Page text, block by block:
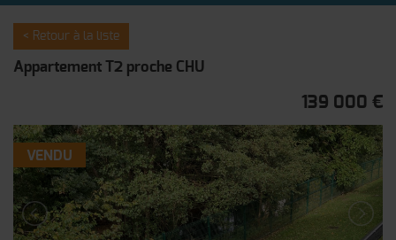
< Retour à la liste
Appartement T2 proche CHU
139 000 €
VENDU